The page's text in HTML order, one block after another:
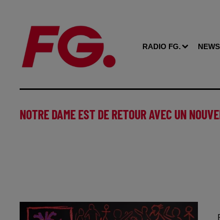
RADIO FG. NEWS
NOTRE DAME EST DE RETOUR AVEC UN